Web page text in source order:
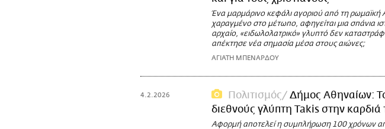
Ένα μαρμάρινο κεφάλι αγοριού από τη
χαραγμένο στο μέτωπο, αφηγείται μια σπάνια
αρχαίο, «ειδωλολατρικό» γλυπτό δεν
απέκτησε νέα σημασία μέσα στους αιώνες;
ΑΓΙΑΤΗ ΜΠΕΝΑΡΔΟΥ
4.2.2026 Πολιτισμός
Δήμος Αθηναίων:
διεθνούς γλύπτη Takis στην
Αφορμή αποτελεί η συμπλήρωση 100 χρόνων